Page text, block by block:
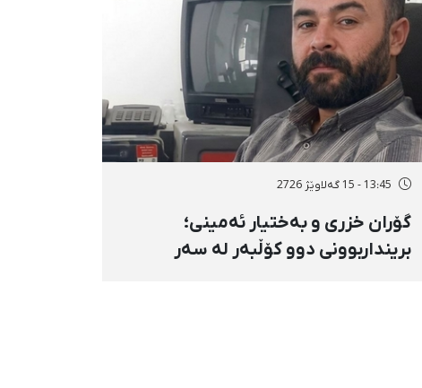
13:45 - 15 گەلاوێژ 2726
گۆران خزری و بەختیار ئەمینی؛
برینداربوونی دوو کۆڵبەر لە سەر